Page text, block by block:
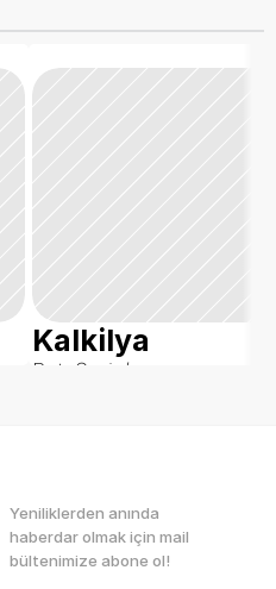
Kalkilya
Batı Şeria’nın
Yeniliklerden anında
haberdar olmak için mail
bültenimize abone ol!